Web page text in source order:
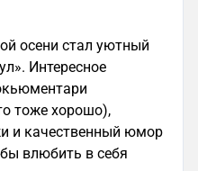
осени стал уютный
Интересное
тоже хорошо),
и качественный юмор
влюбить в себя